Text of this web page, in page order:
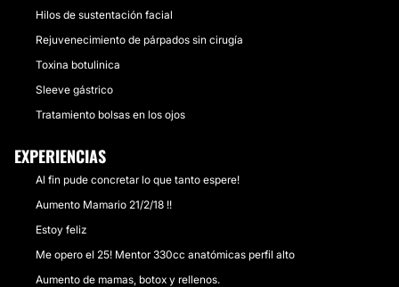
Hilos de sustentación facial
Rejuvenecimiento de párpados sin cirugía
Toxina botulinica
Sleeve gástrico
Tratamiento bolsas en los ojos
EXPERIENCIAS
Al fin pude concretar lo que tanto espere!
Aumento Mamario 21/2/18 !!
Estoy feliz
Me opero el 25! Mentor 330cc anatómicas perfil alto
Aumento de mamas, botox y rellenos.